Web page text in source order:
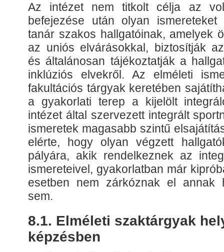
Az intézet nem titkolt célja az
befejezése után olyan
tanár szakos hallgatóinak, amelyek
az uniós elvárásokkal, biztosítják
és általánosan tájékoztatják a
inklúziós elvekről. Az elméleti
fakultációs tárgyak keretében
a gyakorlati terep a kijelölt
intézet által szervezett integrált
ismeretek magasabb szintű
elérte, hogy olyan végzett
pályára, akik rendelkeznek az
ismereteivel, gyakorlatban már
esetben nem zárkóznak el annak
sem.
8.1. Elméleti szaktárgyak
képzésben